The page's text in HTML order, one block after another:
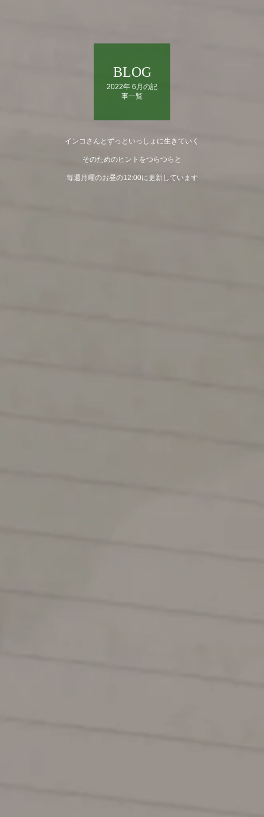
BLOG
2022年 6月の記
事一覧
インコさんとずっといっしょに生きていく
そのためのヒントをつらつらと
毎週月曜のお昼の12:00に更新しています